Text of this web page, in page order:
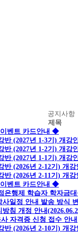
공지사항
제목
벤트 카드안내 ◆
반 (2027년 1-3기) 개강
반 (2027년 1-2기) 개강
반 (2027년 1-1기) 개강
반 (2026년 2-12기) 개강
반 (2026년 2-11기) 개강
벤트 카드안내 ◆
행제 학습자 학자금
일정 안내 발송 방식
침 개정 안내
자격증 신청 접수 안내
반 (2026년 2-10기) 개강